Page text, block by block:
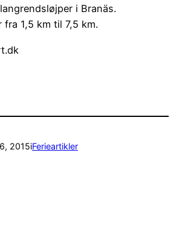
i Branäs.
1,5 km til 7,5 km.
2015iFerieartikler